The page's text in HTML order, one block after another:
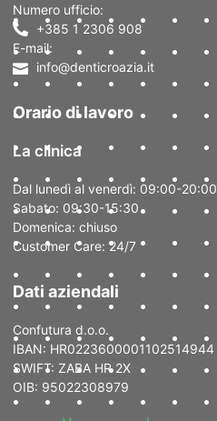
Numero ufficio:
+385 1 2306 908
E-mail:
info@denticroazia.it
Orario di lavoro
La clinica
Dal lunedì al venerdì: 09:00-20:00
Sabato: 09:30-15:30
Domenica: chiuso
Customer Care: 24/7
Dati aziendali
Confutura d.o.o.
IBAN: HR0223600001102514944
SWIFT: ZABA HR 2X
OIB: 95022308979